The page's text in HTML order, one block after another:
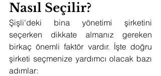
Nasıl Seçilir?
Şişli'deki bina yönetimi şirketini
seçerken dikkate almanız gereken
birkaç önemli faktör vardır. İşte doğru
şirketi seçmenize yardımcı olacak bazı
adımlar: